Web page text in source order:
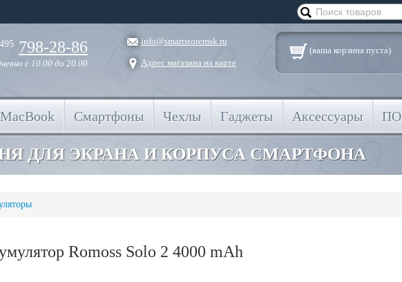
798-28-86
с 10.00 до 20.00
info@smartstoremsk.ru
Адрес магазина на карте
(ваша корзина пуста)
MacBook Смартфоны Чехлы Гаджеты Аксессуары ПО
ДЛЯ ЭКРАНА И КОРПУСА СМАРТФОНА
Romoss Solo 2 4000 mAh